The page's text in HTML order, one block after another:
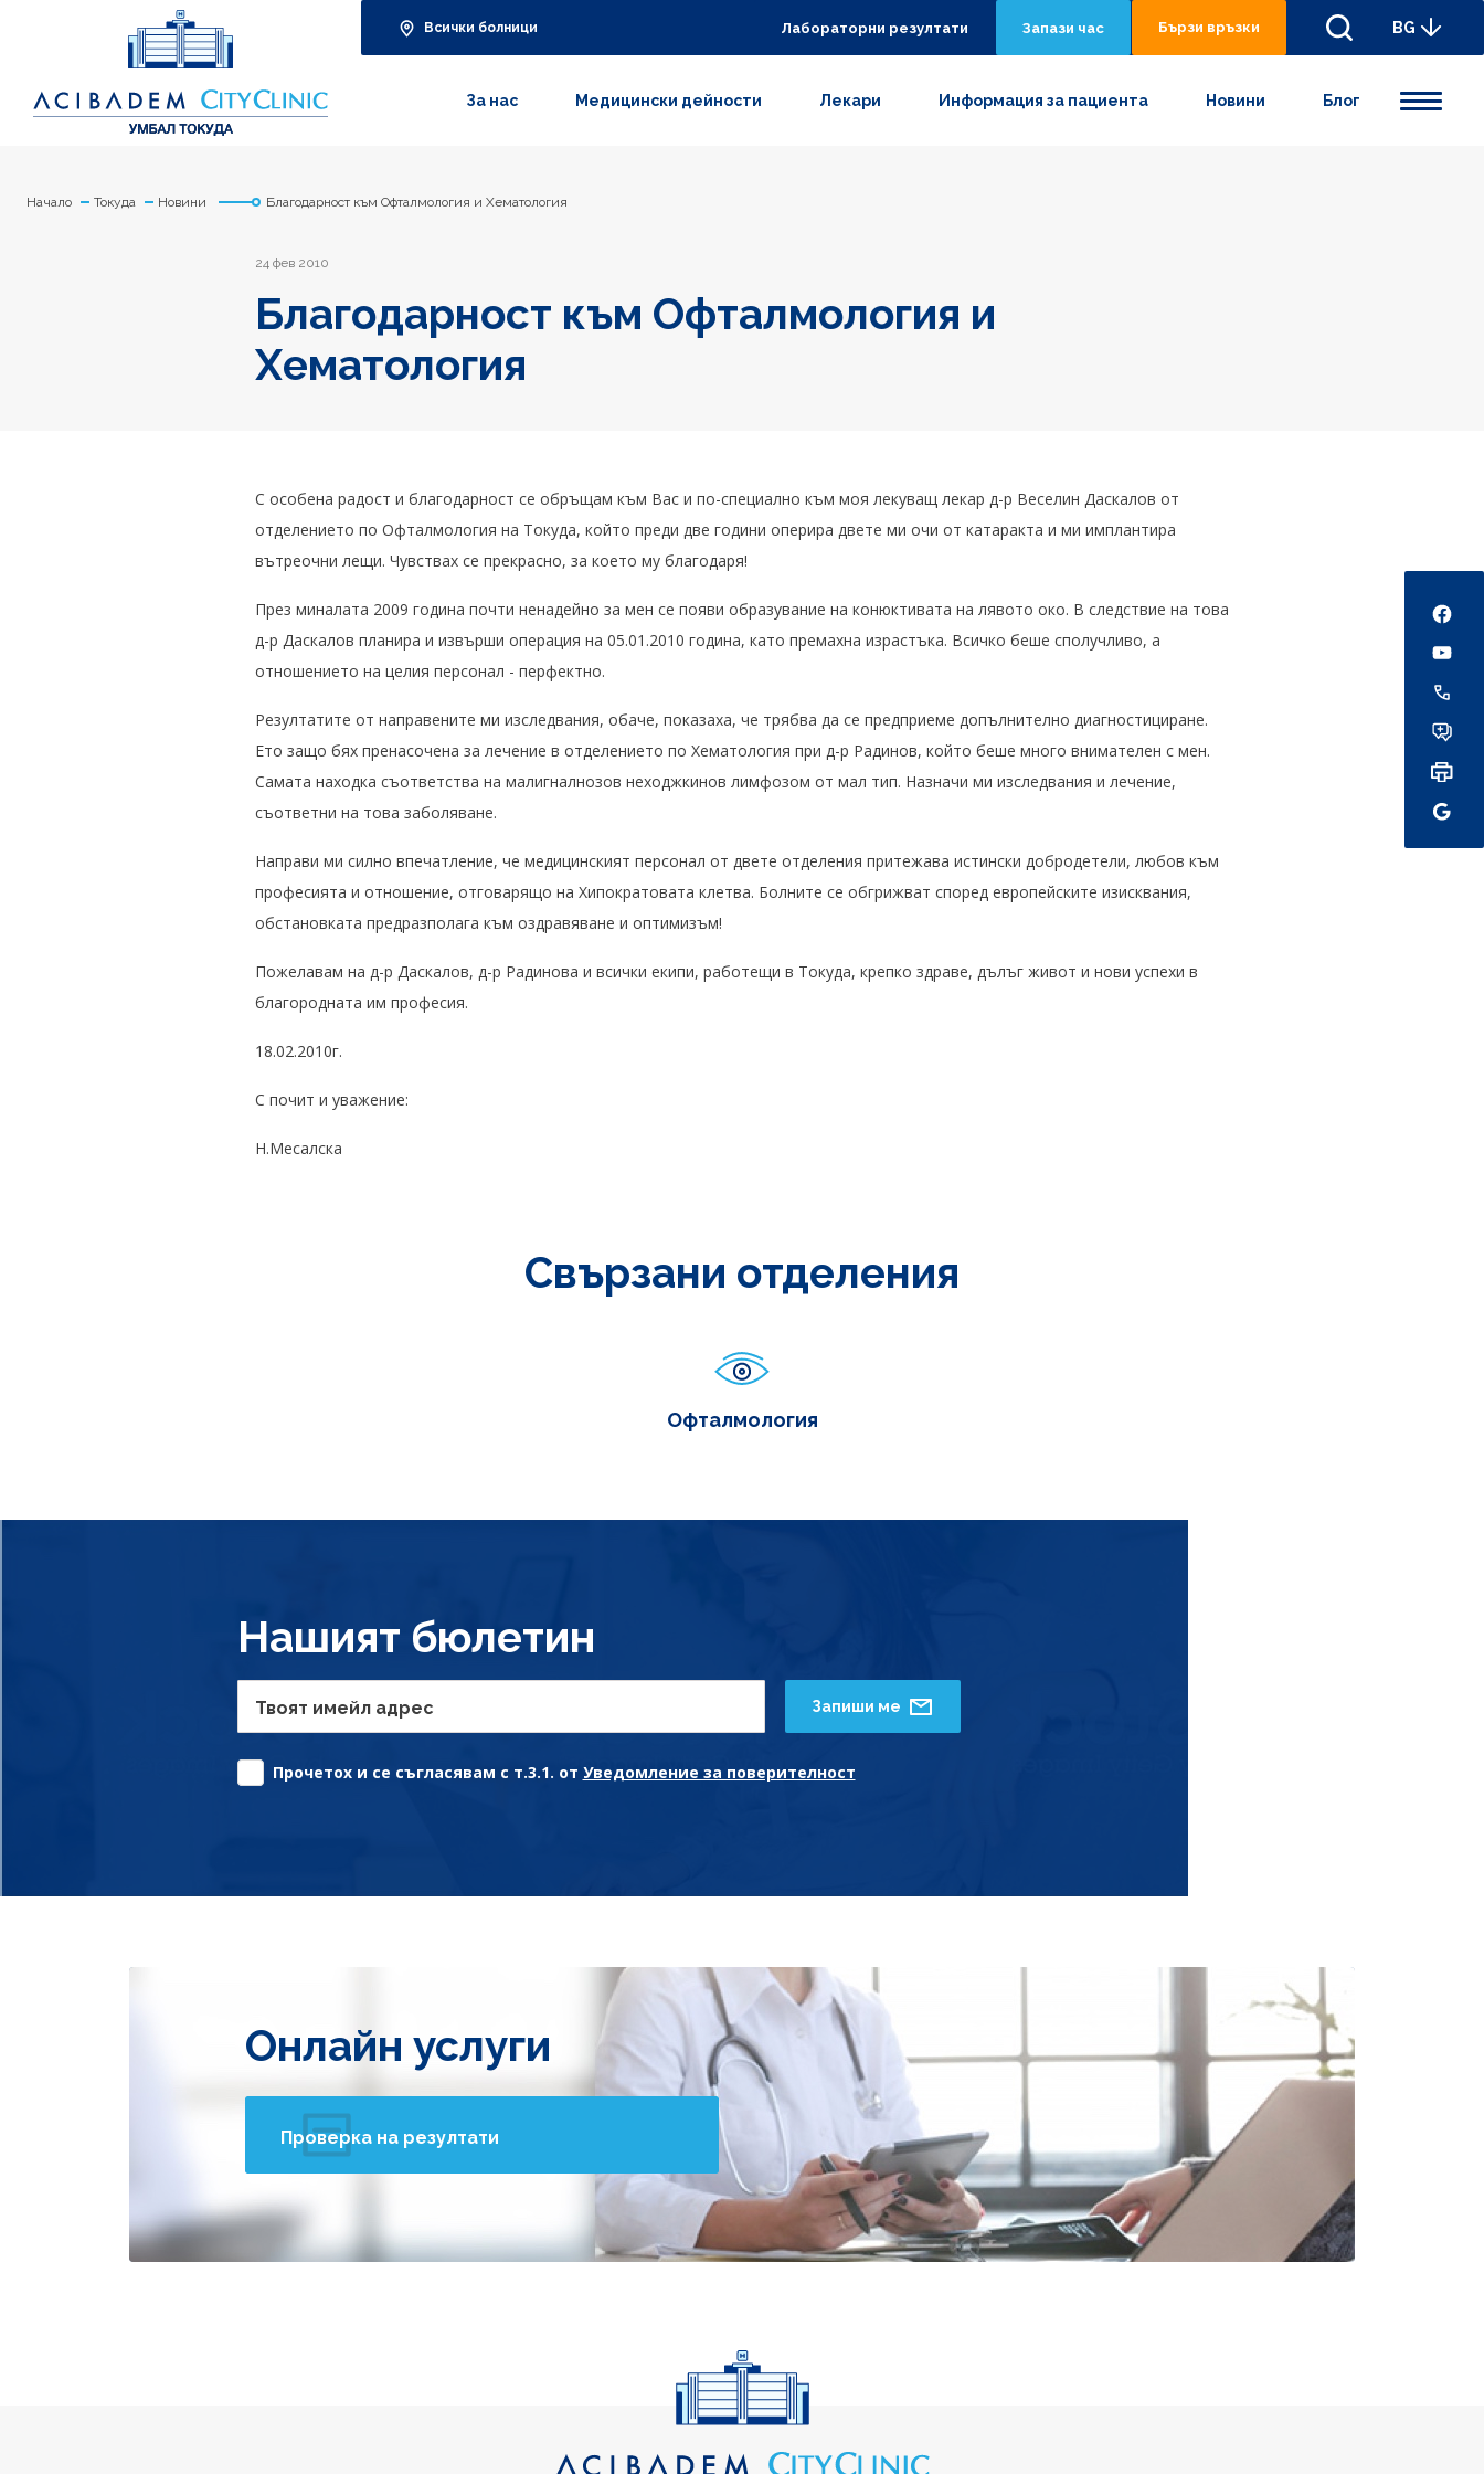
Всички болници Лабораторни резултати Запази час Бързи връзки BG
За нас Медицински дейности Лекари Информация за пациента Новини Блог
Начало Токуда Новини Благодарност към Офталмология и Хематология
24 фев 2010
Благодарност към Офталмология и
Хематология
С особена радост и благодарност се обръщам към Вас и по-специално към моя лекуващ лекар д-р Веселин Даскалов от
отделението по Офталмология на Токуда, който преди две години оперира двете ми очи от катаракта и ми имплантира
вътреочни лещи. Чувствах се прекрасно, за което му благодаря!
През миналата 2009 година почти ненадейно за мен се появи образувание на конюктивата на лявото око. В следствие на това
д-р Даскалов планира и извърши операция на 05.01.2010 година, като премахна израстъка. Всичко беше сполучливо, а
отношението на целия персонал - перфектно.
Резултатите от направените ми изследвания, обаче, показаха, че трябва да се предприеме допълнително диагностициране.
Ето защо бях пренасочена за лечение в отделението по Хематология при д-р Радинов, който беше много внимателен с мен.
Самата находка съответства на малигналнозов неходжкинов лимфозом от мал тип. Назначи ми изследвания и лечение,
съответни на това заболяване.
Направи ми силно впечатление, че медицинският персонал от двете отделения притежава истински добродетели, любов към
професията и отношение, отговарящо на Хипократовата клетва. Болните се обгрижват според европейските изисквания,
обстановката предразполага към оздравяване и оптимизъм!
Пожелавам на д-р Даскалов, д-р Радинова и всички екипи, работещи в Токуда, крепко здраве, дълъг живот и нови успехи в
благородната им професия.
18.02.2010г.
С почит и уважение:
Н.Месалска
Свързани отделения
Офталмология
Нашият бюлетин
Твоят имейл адрес
Прочетох и се съгласявам с т.3.1. от Уведомление за поверителност
Запиши ме
Онлайн услуги
Проверка на резултати